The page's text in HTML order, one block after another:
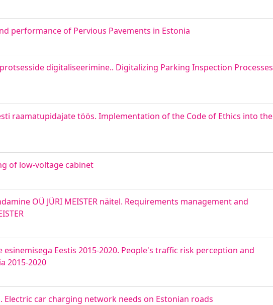
performance of Pervious Pavements in Estonia
digitaliseerimine.. Digitalizing Parking Inspection Processes
raamatupidajate töös. Implementation of the Code of Ethics into the
of low-voltage cabinet
OÜ JÜRI MEISTER näitel. Requirements management and
Eestis 2015-2020. People's traffic risk perception and
2015-2020
car charging network needs on Estonian roads